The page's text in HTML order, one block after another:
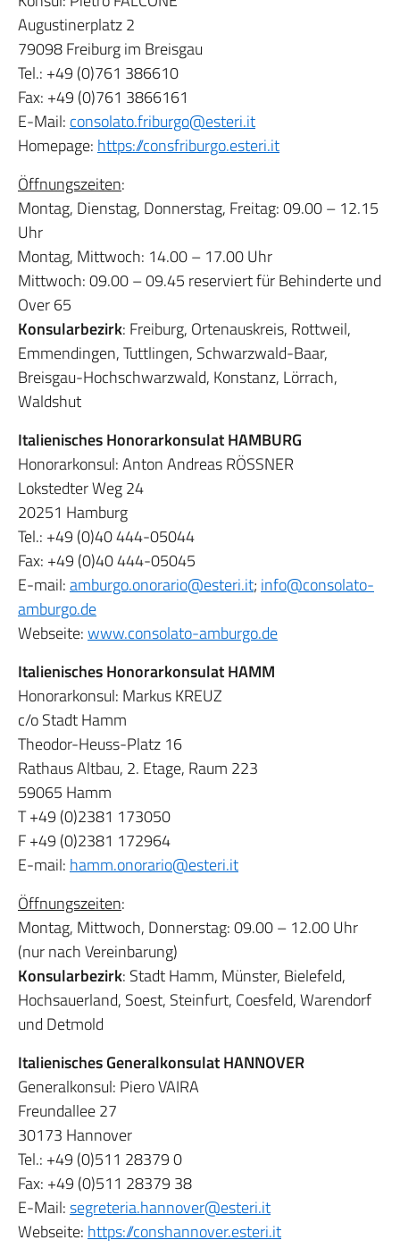
Augustinerplatz 2
79098 Freiburg im Breisgau
Tel.: +49 (0)761 386610
Fax: +49 (0)761 3866161
E-Mail: consolato.friburgo@esteri.it
Homepage: https://consfriburgo.esteri.it
Öffnungszeiten:
Montag, Dienstag, Donnerstag, Freitag: 09.00 – 12.15
Uhr
Montag, Mittwoch: 14.00 – 17.00 Uhr
Mittwoch: 09.00 – 09.45 reserviert für Behinderte und
Over 65
Konsularbezirk: Freiburg, Ortenauskreis, Rottweil,
Emmendingen, Tuttlingen, Schwarzwald-Baar,
Breisgau-Hochschwarzwald, Konstanz, Lörrach,
Waldshut
Italienisches Honorarkonsulat HAMBURG
Honorarkonsul: Anton Andreas RÖSSNER
Lokstedter Weg 24
20251 Hamburg
Tel.: +49 (0)40 444-05044
Fax: +49 (0)40 444-05045
E-mail:amburgo.onorario@esteri.it; info@consolato-
amburgo.de
Webseite:www.consolato-amburgo.de
Italienisches Honorarkonsulat HAMM
Honorarkonsul: Markus KREUZ
c/o Stadt Hamm
Theodor-Heuss-Platz 16
Rathaus Altbau, 2. Etage, Raum 223
59065 Hamm
T +49 (0)2381 173050
F +49 (0)2381 172964
E-mail: hamm.onorario@esteri.it
Öffnungszeiten:
Montag, Mittwoch, Donnerstag: 09.00 – 12.00 Uhr
(nur nach Vereinbarung)
Konsularbezirk: Stadt Hamm, Münster, Bielefeld,
Hochsauerland, Soest, Steinfurt, Coesfeld, Warendorf
und Detmold
Italienisches Generalkonsulat HANNOVER
Generalkonsul: Piero VAIRA
Freundallee 27
30173 Hannover
Tel.: +49 (0)511 28379 0
Fax: +49 (0)511 28379 38
E-Mail:segreteria.hannover@esteri.it
Webseite: https://conshannover.esteri.it